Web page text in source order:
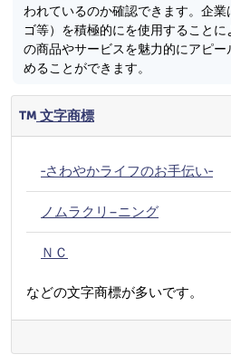
われているのか確認できます。企
ゴ等）を積極的にを使用すること
の商品やサービスを魅力的にアピ
めることができます。
文字商標
‐さわやかライフのお手伝い‐
ノムラクリ−ニング
ＮＣ
などの文字商標が多いです。